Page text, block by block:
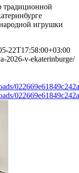
традиционной
игрушки
22T17:58:00+03:00
2026-v-ekaterinburge/